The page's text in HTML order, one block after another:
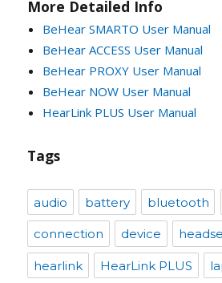
More Detailed Info
BeHear SMARTO User Manual
BeHear ACCESS User Manual
BeHear PROXY User Manual
BeHear NOW User Manual
HearLink PLUS User Manual
Tags
audio battery bluetooth
connection device
hearlink HearLink PLUS